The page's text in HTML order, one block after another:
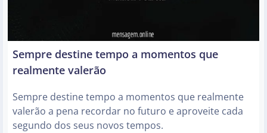
Sempre destine tempo a momentos que
realmente valerão
Sempre destine tempo a momentos que realmente
valerão a pena recordar no futuro e aproveite cada
segundo dos seus novos tempos.